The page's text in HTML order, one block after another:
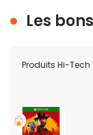
Les
Produits Hi-Tech